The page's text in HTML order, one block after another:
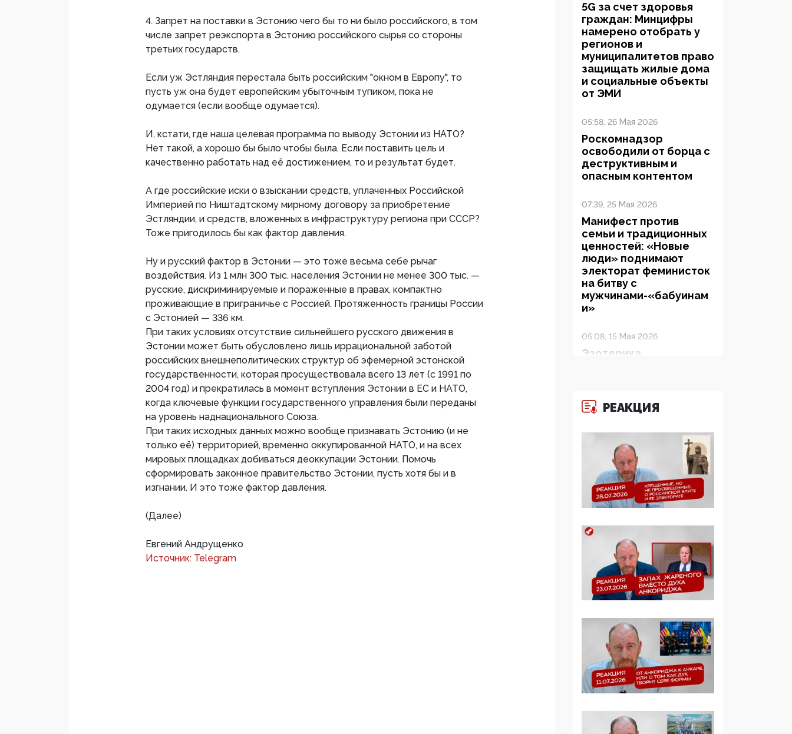
4. Запрет на поставки в Эстонию чего бы то ни было российского, в том
числе запрет реэкспорта в Эстонию российского сырья со стороны
третьих государств.
Если уж Эстляндия перестала быть российским "окном в Европу", то
пусть уж она будет европейским убыточным тупиком, пока не
одумается (если вообще одумается).
И, кстати, где наша целевая программа по выводу Эстонии из НАТО?
Нет такой, а хорошо бы было чтобы была. Если поставить цель и
качественно работать над её достижением, то и результат будет.
А где российские иски о взыскании средств, уплаченных Российской
Империей по Ништадтскому мирному договору за приобретение
Эстляндии, и средств, вложенных в инфраструктуру региона при СССР?
Тоже пригодилось бы как фактор давления.
Ну и русский фактор в Эстонии — это тоже весьма себе рычаг
воздействия. Из 1 млн 300 тыс. населения Эстонии не менее 300 тыс. —
русские, дискриминируемые и пораженные в правах, компактно
проживающие в приграничье с Россией. Протяженность границы России
с Эстонией — 336 км.
При таких условиях отсутствие сильнейшего русского движения в
Эстонии может быть обусловлено лишь иррациональной заботой
российских внешнеполитических структур об эфемерной эстонской
государственности, которая просуществовала всего 13 лет (с 1991 по
2004 год) и прекратилась в момент вступления Эстонии в ЕС и НАТО,
когда ключевые функции государственного управления были переданы
на уровень наднационального Союза.
При таких исходных данных можно вообще признавать Эстонию (и не
только её) территорией, временно оккупированной НАТО, и на всех
мировых площадках добиваться деоккупации Эстонии. Помочь
сформировать законное правительство Эстонии, пусть хотя бы и в
изгнании. И это тоже фактор давления.
(Далее)
Евгений Андрущенко
Источник: Telegram
5G за счет здоровья
граждан: Минцифры
намерено отобрать у
регионов и
муниципалитетов право
защищать жилые дома
и социальные объекты
от ЭМИ
05:58, 26 Мая 2026
Роскомнадзор
освободили от борца с
деструктивным и
опасным контентом
07:39, 25 Мая 2026
Манифест против
семьи и традиционных
ценностей: «Новые
люди» поднимают
электорат феминисток
на битву с
мужчинами-«бабуинам
и»
05:08, 15 Мая 2026
Эзотерика,
ценностей: кто и с чем
выступал на форуме
09:40, 06 Мая 2026
Симулякр патриотизма
и благолепия:
профилактика негатива
среди молодежи снова
отдана на откуп
«движперам»
03:35, 25 Апреля 2026
120 лет
институт
народовластия
превратился в «чего
изволите» для
Правительства и АП
06:29, 15 Апреля 2026
Социальный фонд
России – пионер
РЕАКЦИЯ